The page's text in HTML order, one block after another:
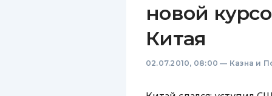
новой
Китая
02.07.2010, 08:00 — Казна и